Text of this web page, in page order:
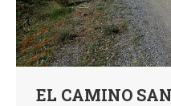
EL CAMINO